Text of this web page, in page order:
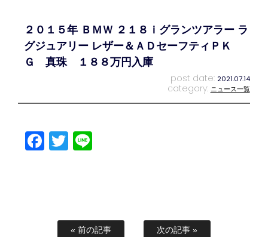
プライバシーポリシー スタッフblog 納車blog
２０１５年 ＢＭＷ ２１８ｉグランツアラー ラ
グジュアリー レザー＆ＡＤセーフティＰＫ
Ｇ 真珠 １８８万円入庫
post date: 2021.07.14
category: ニュース一覧
Facebook
Twitter
« 前の記事 次の記事 »